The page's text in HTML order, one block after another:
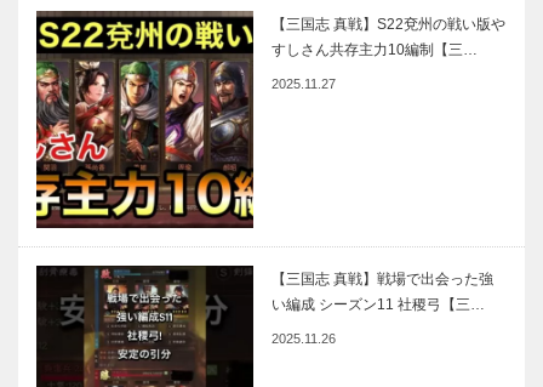
【三国志 真戦】S22兗州の戦い版や
すしさん共存主力10編制【三…
2025.11.27
【三国志 真戦】戦場で出会った強
い編成 シーズン11 社稷弓【三…
2025.11.26